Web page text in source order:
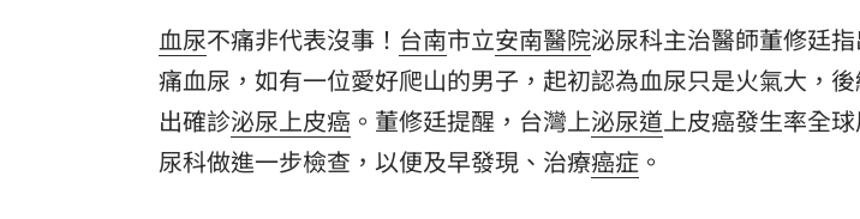
台彩父親節推新刮刮樂千萬頭獎超「爸」氣 12:00
商場戰國來臨 台中「頂奢大道」逐漸成形 12:00
「拍片人的多重宇宙」職涯論壇9/12登場！ 10:30
血尿不痛非代表沒事！ 台南市立安南醫院泌尿科主治醫師董修廷
痛血尿，如有一位愛好爬山的男子，起初認為血尿只是火氣大，
出確診泌尿上皮癌 。董修廷提醒，台灣上泌尿道上皮癌發生率全
尿科做進一步檢查，以便及早發現、治療癌症 。